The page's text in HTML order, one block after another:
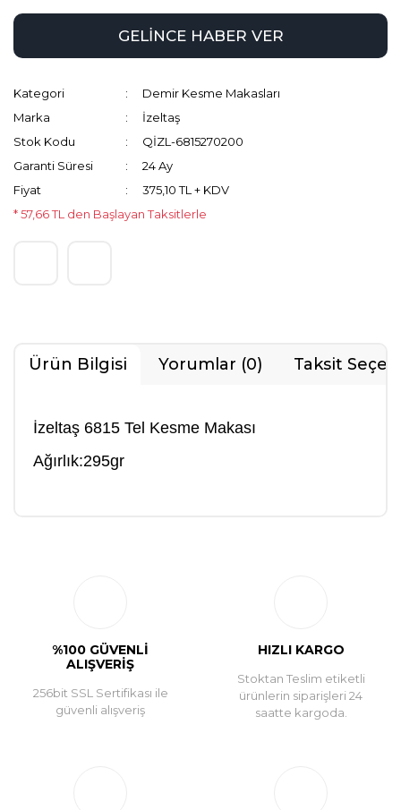
GELİNCE HABER VER
Kategori
Demir Kesme Makasları
Marka
İzeltaş
Stok Kodu
QİZL-6815270200
Garanti Süresi
24 Ay
Fiyat
375,10 TL + KDV
* 57,66 TL den Başlayan Taksitlerle
Ürün Bilgisi Yorumlar (0) Taksit
İzeltaş 6815 Tel Kesme Makası
Ağırlık:295gr
%100 GÜVENLİ
ALIŞVERİŞ
256bit SSL Sertifikası ile
güvenli alışveriş
HIZLI KARGO
Stoktan Teslim etiketli
ürünlerin siparişleri 24
saatte kargoda.